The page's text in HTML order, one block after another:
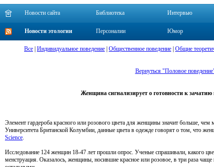
Новости сайта Библиотека Интервью
Новости этологии Персоналии Юмор
Все Индивидуальное поведение Общественное поведение Общие
Вернуться "Половое
Женщина сигнализирует о готовности к зачатию
Элемент гардероба красного или розового цвета для женщины значит больше,
Университета Британской Колумбии, данные цвета в одежде говорят о том, что
Science.
Исследование 124 женщин 18-47 лет прошли опрос. Ученые спрашивали, какого
менструация. Оказалось, женщины, носившие красное или розовое, в три раза